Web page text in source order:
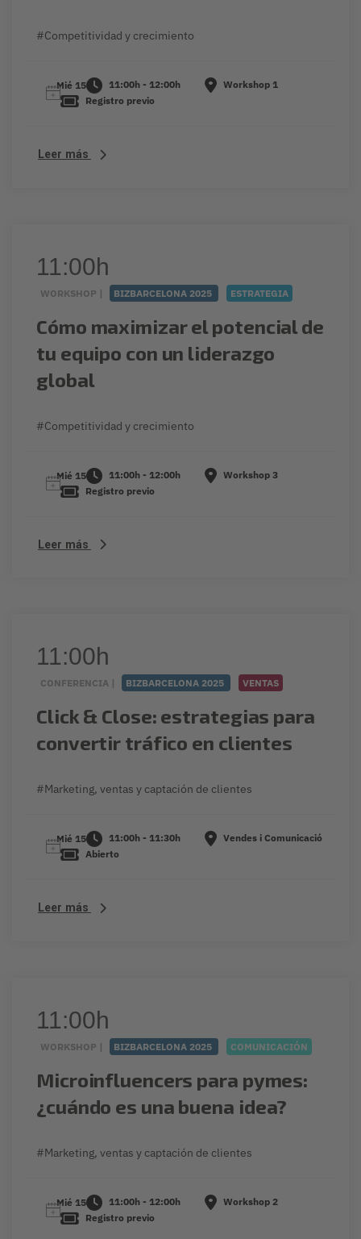
#Competitividad y crecimiento
Mié 15 11:00h - 12:00h
Workshop 1
Registro previo
Leer más
11:00h
WORKSHOP | BIZBARCELONA 2025 ESTRATEGIA
Cómo maximizar el potencial de
tu equipo con un liderazgo
global
#Competitividad y crecimiento
Mié 15 11:00h - 12:00h
Workshop 3
Registro previo
Leer más
11:00h
CONFERENCIA | BIZBARCELONA 2025 VENTAS
Click & Close: estrategias para
convertir tráfico en clientes
#Marketing, ventas y captación de clientes
Mié 15 11:00h - 11:30h
Vendes i Comunicació
Abierto
Leer más
11:00h
WORKSHOP | BIZBARCELONA 2025 COMUNICACIÓN
Microinfluencers para pymes:
¿cuándo es una buena idea?
#Marketing, ventas y captación de clientes
Mié 15 11:00h - 12:00h
Workshop 2
Registro previo